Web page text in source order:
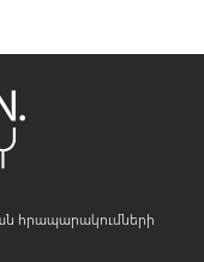
հրապարակումների